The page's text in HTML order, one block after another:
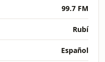
99.7 FM
Rubí
Español